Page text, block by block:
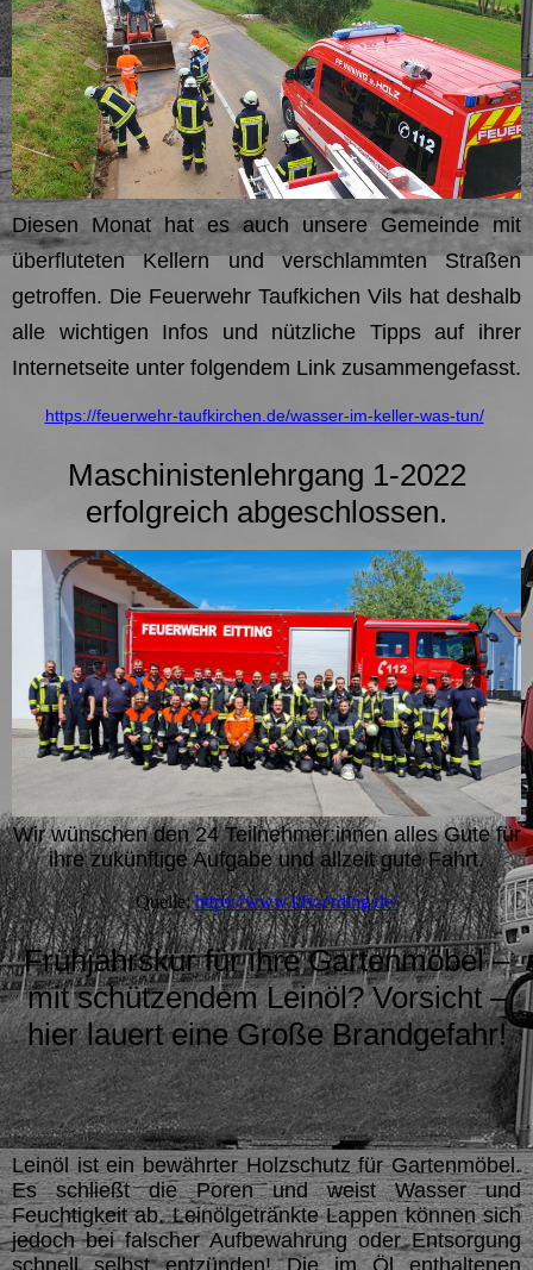
Diesen Monat hat es auch unsere Gemeinde mit
überfluteten Kellern und verschlammten Straßen
getroffen. Die Feuerwehr Taufkichen Vils hat deshalb
alle wichtigen Infos und nützliche Tipps auf ihrer
Internetseite unter folgendem Link zusammengefasst.
https://feuerwehr-taufkirchen.de/wasser-im-keller-was-tun/
Maschinistenlehrgang 1-2022
erfolgreich abgeschlossen.
Wir wünschen den 24 Teilnehmer:innen alles Gute für
ihre zukünftige Aufgabe und allzeit gute Fahrt.
Quelle:https://www.kfv-erding.de/
Frühjahrskur für ihre Gartenmöbel –
mit schützendem Leinöl? Vorsicht –
hier lauert eine Große Brandgefahr!
Leinöl ist ein bewährter Holzschutz für Gartenmöbel.
Es schließt die Poren und weist Wasser und
Feuchtigkeit ab. Leinölgetränkte Lappen können sich
jedoch bei falscher Aufbewahrung oder Entsorgung
schnell selbst entzünden! Die im Öl enthaltenen